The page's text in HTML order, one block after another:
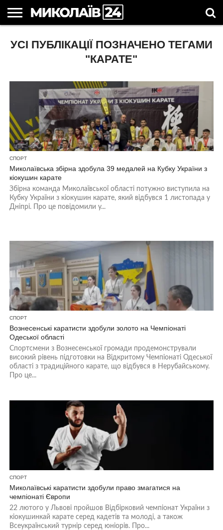
НОВИНИ
НОВИНИ
МИКОЛАЄВА
МИКОЛАЇВСЬКА
ОБЛАСТЬ
НОВИНИ
СПОРТУ
УКРАЇНА
ТА СВІТ
НОВИНИ
КОМПАНІЙ
АСТРОЛОГІЯ
СВЯТА
В
КОРИСНІ
СТАТТІ
УСІ ПУБЛІКАЦІЇ ПОЗНАЧЕНО ТЕГАМИ
"КАРАТЕ"
СПОРТ
Миколаївська збірна здобула 39 медалей на Кубку України з
кіокушин карате
Збірна команда Миколаївської області потужно виступила на
Кубку України з кіокушин карате, який відбувся 1 листопада у
Дніпрі. Про це повідомили у...
СПОРТ
Вознесенські каратисти здобули золото на Чемпіонаті
Одеської області
Спортсмени з Вознесенської громади продемонстрували
високий рівень підготовки на Відкритому Чемпіонаті Одеської
області з традиційного карате, що відбувся в Нерубайському.
Про це...
СПОРТ
Миколаївські каратисти здобули право змагатися на
чемпіонаті Європи
22 лютого у Львові пройшов Відбірковий чемпіонат України з
кіокушинкай карате серед кадетів та молоді, а також
Всеукраїнський турнір серед юніорів. Про...